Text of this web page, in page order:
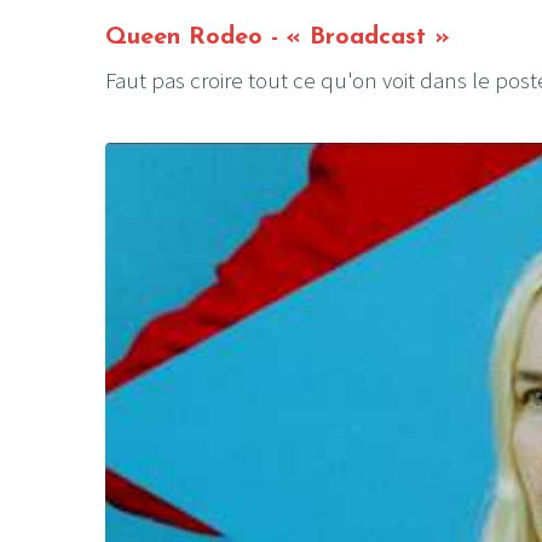
Queen Rodeo - « Broadcast »
Faut pas croire tout ce qu'on voit dans le